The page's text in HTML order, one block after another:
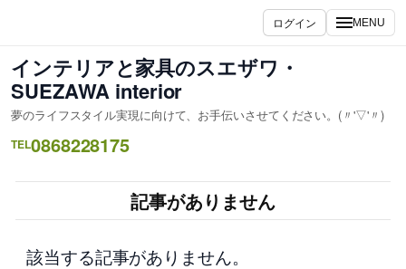
ス
キ
ッ
プ
ログイン MENU
インテリアと家具のスエザワ・
SUEZAWA interior
夢のライフスタイル実現に向けて、お手伝いさせてください。(〃'▽'〃)
TEL0868228175
記事がありません
該当する記事がありません。